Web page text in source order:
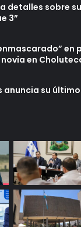
detalles sobre
3”
en
en
anuncia su último